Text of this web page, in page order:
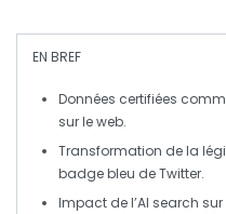
EN BREF
Données certifiées
sur le web.
Transformation de la
badge bleu de Twitter.
Impact de l’AI search